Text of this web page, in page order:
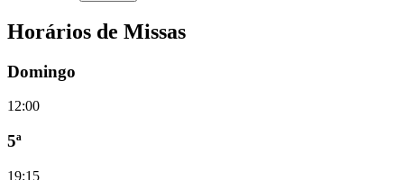
Horários de Missas
Domingo
12:00
5ª
19:15